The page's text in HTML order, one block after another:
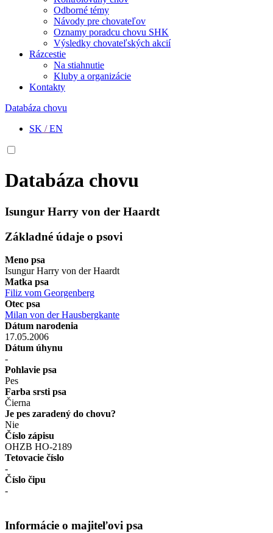
Odborné témy
Návody pre chovateľov
Oznamy poradcu chovu SHK
Výsledky chovateľských akcií
Rázcestie
Na stiahnutie
Kluby a organizácie
Kontakty
Databáza chovu
SK /EN
Databáza chovu
Isungur Harry von der Haardt
Základné údaje o psovi
Meno psa
Isungur Harry von der Haardt
Matka psa
Filiz vom Georgenberg
Otec psa
Milan von der Hausbergkante
Dátum narodenia
17.05.2006
Dátum úhynu
-
Pohlavie psa
Pes
Farba srsti psa
Čierna
Je pes zaradený do chovu?
Nie
Číslo zápisu
OHZB HO-2189
Tetovacie číslo
-
Číslo čipu
-
Informácie o majiteľovi psa